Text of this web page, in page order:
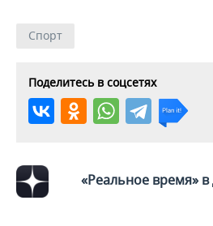
ВОДНЫЕ ВИДЫ СПОРТА
ОБРАЗОВАНИЕ
Спорт
Поделитесь в соцсетях
«Реальное время» в